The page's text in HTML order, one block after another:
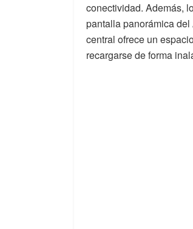
conectividad. Además,
pantalla panorámica
central ofrece un
recargarse de forma